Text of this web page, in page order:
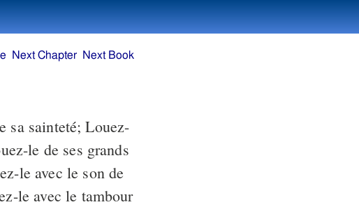
sa sainteté; Louez-
le de ses grands
le avec le son de
le avec le tambour
Next Chapter Next Book